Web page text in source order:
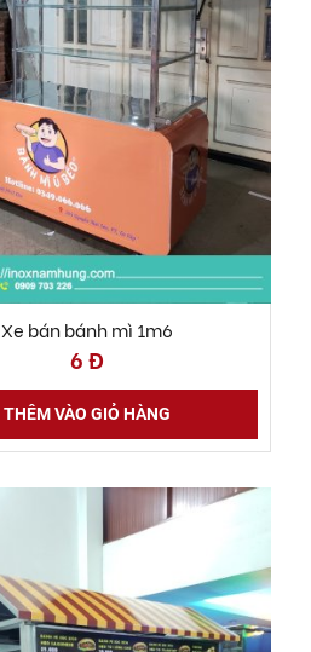
Xe bán bánh mì 1m6
6 Đ
THÊM VÀO GIỎ HÀNG